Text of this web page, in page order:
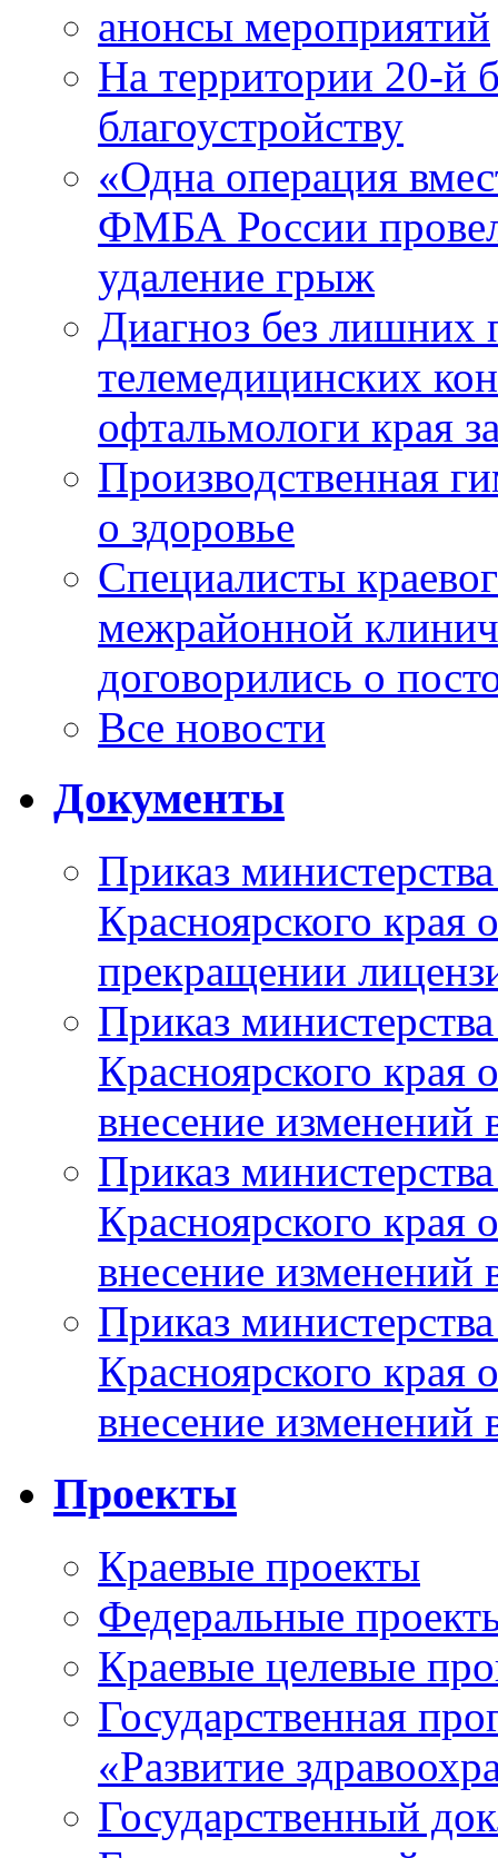
анонсы мероприятий
На территории 20-й
благоустройству
«Одна операция
ФМБА России
удаление грыж
Диагноз без лишних
телемедицинских
офтальмологи края
Производственная
о здоровье
Специалисты
межрайонной
договорились о
Все новости
Документы
Приказ
Красноярского
прекращении
Приказ
Красноярского
внесение изменений
Приказ
Красноярского
внесение изменений
Приказ
Красноярского
внесение изменений
Проекты
Краевые проекты
Федеральные
Краевые целевые
Государственная
«Развитие
Государственный